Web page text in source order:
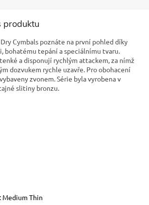
produktu
Cymbals poznáte na první pohled díky
bohatému tepání a speciálnímu tvaru.
a disponují rychlým attackem, za nímž
dozvukem rychle uzavře. Pro obohacení
zvonem. Série byla vyrobena v
slitiny bronzu.
Medium Thin